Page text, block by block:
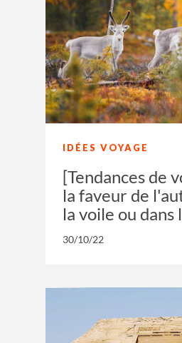
IDÉES VOYAGE
[Tendances de
la faveur de
la voile ou dans
30/10/22